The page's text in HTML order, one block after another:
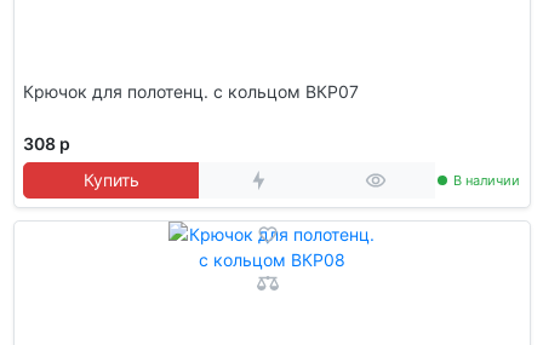
Крючок для полотенц. с кольцом ВКР07
308 р
Купить
В наличии